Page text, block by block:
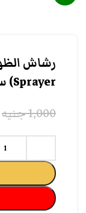
Sprayer) سعة 16 لتر
1,000جنيه